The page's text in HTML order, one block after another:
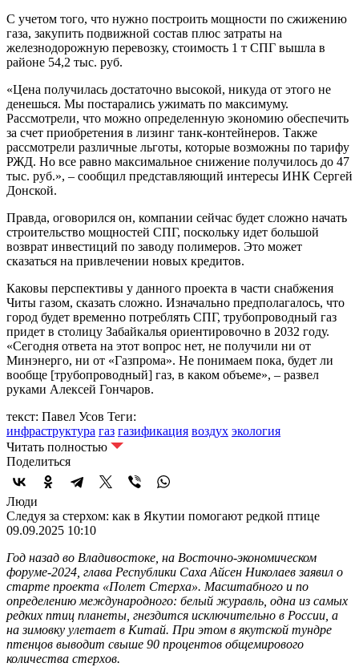
С учетом того, что нужно построить мощности по сжижению
газа, закупить подвижной состав плюс затраты на
железнодорожную перевозку, стоимость 1 т СПГ вышла в
районе 54,2 тыс. руб.
«Цена получилась достаточно высокой, никуда от этого не
денешься. Мы постарались ужимать по максимуму.
Рассмотрели, что можно определенную экономию обеспечить
за счет приобретения в лизинг танк-контейнеров. Также
рассмотрели различные льготы, которые возможны по тарифу
РЖД. Но все равно максимальное снижение получилось до 47
тыс. руб.», – сообщил представляющий интересы ИНК Сергей
Донской.
Правда, оговорился он, компании сейчас будет сложно начать
строительство мощностей СПГ, поскольку идет большой
возврат инвестиций по заводу полимеров. Это может
сказаться на привлечении новых кредитов.
Каковы перспективы у данного проекта в части снабжения
Читы газом, сказать сложно. Изначально предполагалось, что
город будет временно потреблять СПГ, трубопроводный газ
придет в столицу Забайкалья ориентировочно в 2032 году.
«Сегодня ответа на этот вопрос нет, не получили ни от
Минэнерго, ни от «Газпрома». Не понимаем пока, будет ли
вообще [трубопроводный] газ, в каком объеме», – развел
руками Алексей Гончаров.
текст: Павел Усов Теги:
инфраструктура газ газификация воздух экология
Читать полностью
Поделиться
Люди
Следуя за стерхом: как в Якутии помогают редкой птице
09.09.2025 10:10
Год назад во Владивостоке, на Восточно-экономическом
форуме-2024, глава Республики Саха Айсен Николаев заявил о
старте проекта «Полет Стерха». Масштабного и по
определению международного: белый журавль, одна из самых
редких птиц планеты, гнездится исключительно в России, а
на зимовку улетает в Китай. При этом в якутской тундре
птенцов выводит свыше 90 процентов общемирового
количества стерхов.